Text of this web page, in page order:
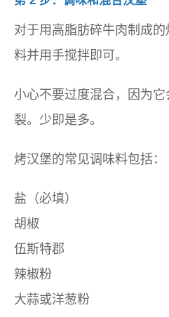
对于用高脂肪碎牛肉制成
料并用手搅拌即可。
小心不要过度混合，因为
裂。少即是多。
烤汉堡的常见调味料包括：
盐（必填）
胡椒
伍斯特郡
辣椒粉
大蒜或洋葱粉